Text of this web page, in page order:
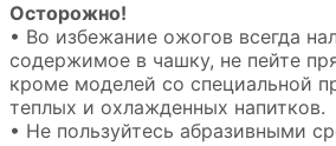
Осторожно!
• Во избежание ожогов всегда
содержимое в чашку, не пейте
кроме моделей со специальной
теплых и охлажденных напитков.
• Не пользуйтесь абразивными